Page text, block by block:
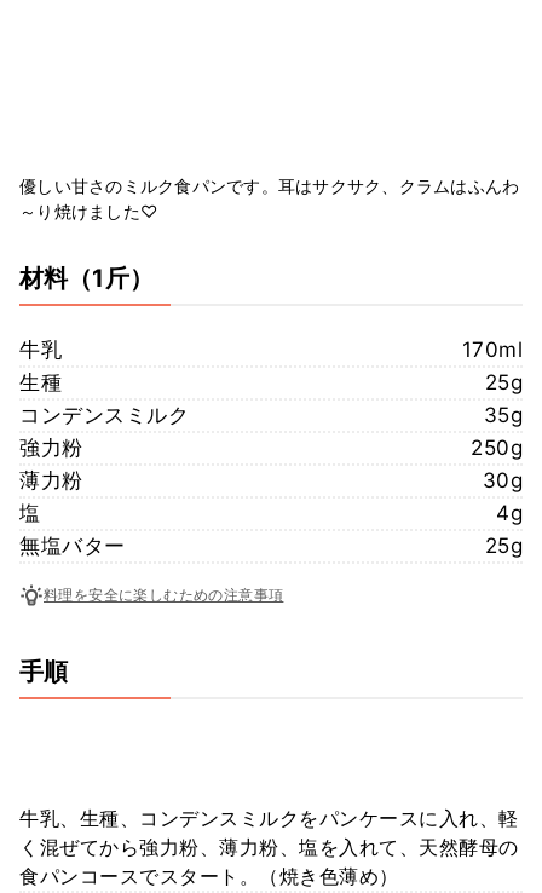
優しい甘さのミルク食パンです。耳はサクサク、クラムはふんわ
～り焼けました♡
材料（1斤）
牛乳
170ml
生種
25g
コンデンスミルク
35g
強力粉
250g
薄力粉
30g
塩
4g
無塩バター
25g
料理を安全に楽しむための注意事項
手順
牛乳、生種、コンデンスミルクをパンケースに入れ、軽
く混ぜてから強力粉、薄力粉、塩を入れて、天然酵母の
食パンコースでスタート。（焼き色薄め）